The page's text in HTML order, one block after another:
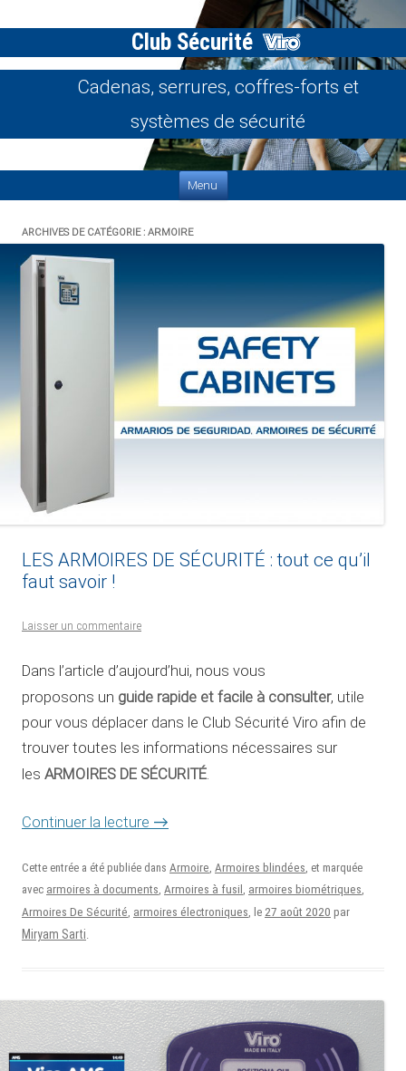
Club Sécurité
Cadenas, serrures, coffres-forts et
systèmes de sécurité
Menu
ARCHIVES DE CATÉGORIE : ARMOIRE
LES ARMOIRES DE SÉCURITÉ : tout ce qu’il
faut savoir !
Laisser un commentaire
Dans l’article d’aujourd’hui, nous vous
proposons un guide rapide et facile à consulter, utile
pour vous déplacer dans le Club Sécurité Viro afin de
trouver toutes les informations nécessaires sur
les ARMOIRES DE SÉCURITÉ.
Continuer la lecture →
Cette entrée a été publiée dans Armoire, Armoires blindées, et marquée
avec armoires à documents, Armoires à fusil , armoires biométriques,
Armoires De Sécurité, armoires électroniques, le 27 août 2020 par
Miryam Sarti.